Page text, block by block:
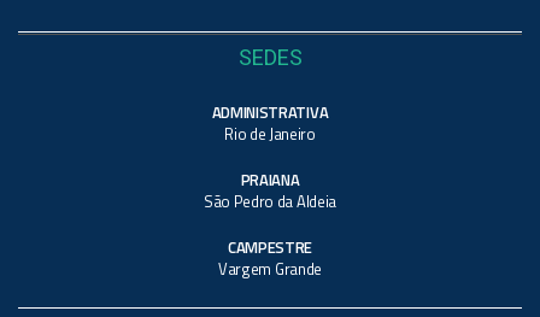
SEDES
ADMINISTRATIVA
Rio de Janeiro
PRAIANA
São Pedro da Aldeia
CAMPESTRE
Vargem Grande